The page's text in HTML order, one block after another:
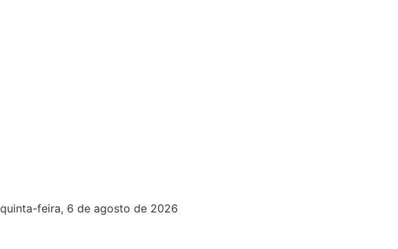
quinta-feira, 6 de agosto de 2026